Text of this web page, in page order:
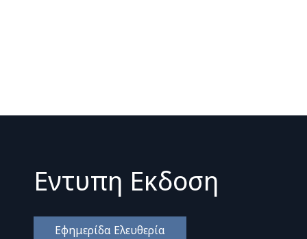
Εντυπη Εκδοση
Εφημερίδα Ελευθερία